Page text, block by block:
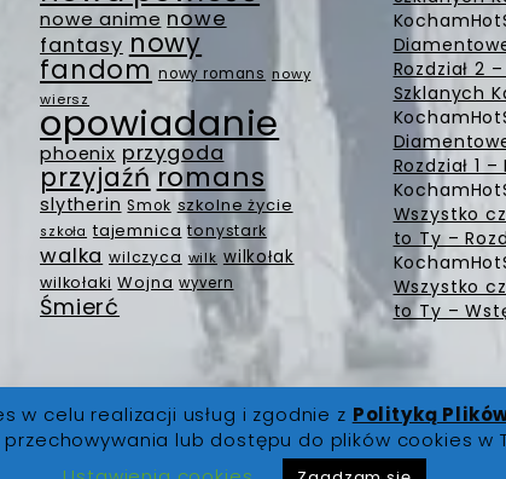
nowe anime nowe
fantasy nowy
fandom nowy romans nowy
wiersz
opowiadanie
phoenix przygoda
przyjaźń romans
slytherin Smok szkolne życie
szkoła tajemnica tonystark
walka wilczyca wilk wilkołak
wilkołaki Wojna wyvern
Śmierć
Rozdział 2
Szklanych
Rozdział 1
Wszystko
to Ty –
Wszystko
to Ty –
zastrzeżone |O Nas|Regulamin|Polityka
w celu realizacji usług i zgodnie z Polityką
przechowywania lub dostępu do plików cookies w